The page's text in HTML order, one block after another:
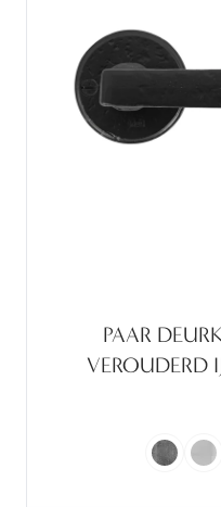
PAAR
VEROUDERD